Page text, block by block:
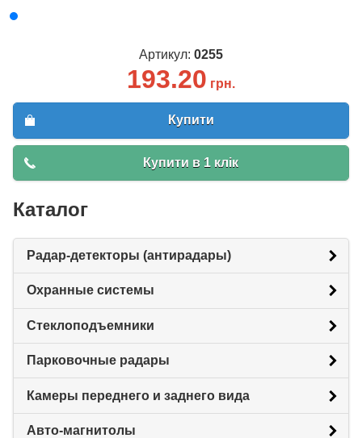
Артикул: 0255
193.20 грн.
Купити
Купити в 1 клік
Каталог
Радар-детекторы (антирадары)
Охранные системы
Стеклоподъемники
Парковочные радары
Камеры переднего и заднего вида
Авто-магнитолы